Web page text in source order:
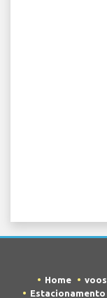
Home voos
Estacionamento